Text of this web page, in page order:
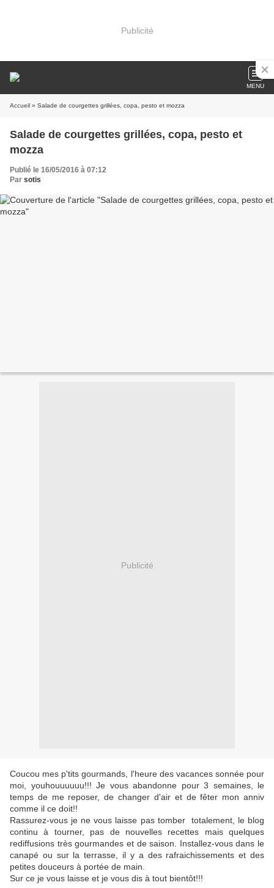
Publicité
MENU
Accueil » Salade de courgettes grillées, copa, pesto et mozza
Salade de courgettes grillées, copa, pesto et
mozza
Publié le 16/05/2016 à 07:12
Par sotis
Publicité
Coucou mes p'tits gourmands, l'heure des vacances sonnée pour
moi, youhouuuuuu!!! Je vous abandonne pour 3 semaines, le
temps de me reposer, de changer d'air et de fêter mon anniv
comme il ce doit!!
Rassurez-vous je ne vous laisse pas tomber totalement, le blog
continu à tourner, pas de nouvelles recettes mais quelques
rediffusions très gourmandes et de saison. Installez-vous dans le
canapé ou sur la terrasse, il y a des rafraichissements et des
petites douceurs à portée de main.
Sur ce je vous laisse et je vous dis à tout bientôt!!!